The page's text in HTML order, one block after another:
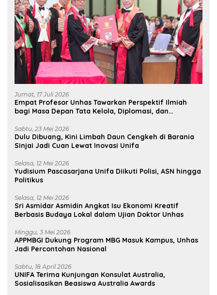
Jumat, 17 Juli 2026
Empat Profesor Unhas Tawarkan Perspektif Ilmiah
bagi Masa Depan Tata Kelola, Diplomasi, dan
Sabtu, 23 Mei 2026
Dulu Dibuang, Kini Limbah Daun Cengkeh di Barania
Sinjai Jadi Cuan Lewat Inovasi Unifa
Selasa, 12 Mei 2026
Yudisium Pascasarjana Unifa Diikuti Polisi, ASN hingga
Politikus
Selasa, 12 Mei 2026
Sri Asmidar Asmidin Angkat Isu Ekonomi Kreatif
Berbasis Budaya Lokal dalam Ujian Doktor Unhas
Minggu, 3 Mei 2026
APPMBGI Dukung Program MBG Masuk Kampus, Unhas
Jadi Percontohan Nasional
Sabtu, 18 April 2026
UNIFA Terima Kunjungan Konsulat Australia,
Sosialisasikan Beasiswa Australia Awards